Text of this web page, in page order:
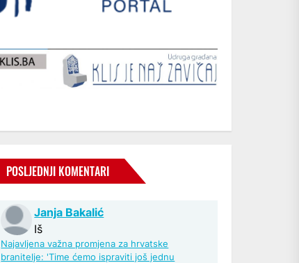
POSLJEDNJI KOMENTARI
Janja Bakalić
Iš
Najavljena važna promjena za hrvatske
branitelje: 'Time ćemo ispraviti još jednu